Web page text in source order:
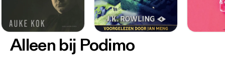
Alleen bij Podimo